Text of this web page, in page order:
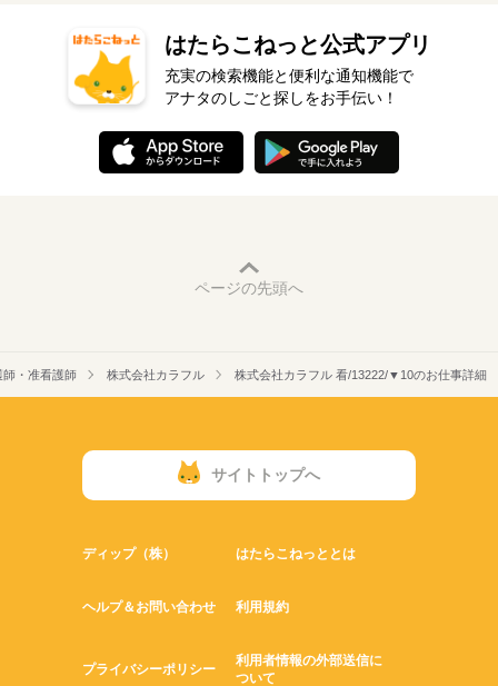
はたらこねっと公式アプリ
充実の検索機能と便利な通知機能で
アナタのしごと探しをお手伝い！
ページの先頭へ
師・准看護師 株式会社カラフル 株式会社カラフル 看/13222/▼10のお仕事詳細
サイトトップへ
ディップ（株） はたらこねっととは
ヘルプ＆お問い合わせ 利用規約
プライバシーポリシー
利用者情報の外部送信に
ついて